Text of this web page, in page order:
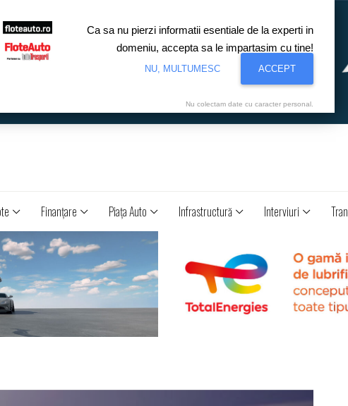
Finanţare Piaţa Auto Infrastructură Interviuri
Ca sa nu pierzi informatii esentiale de la experti in
domeniu, accepta sa le impartasim cu tine!
NU, MULTUMESC ACCEPT
Nu colectam date cu caracter personal.